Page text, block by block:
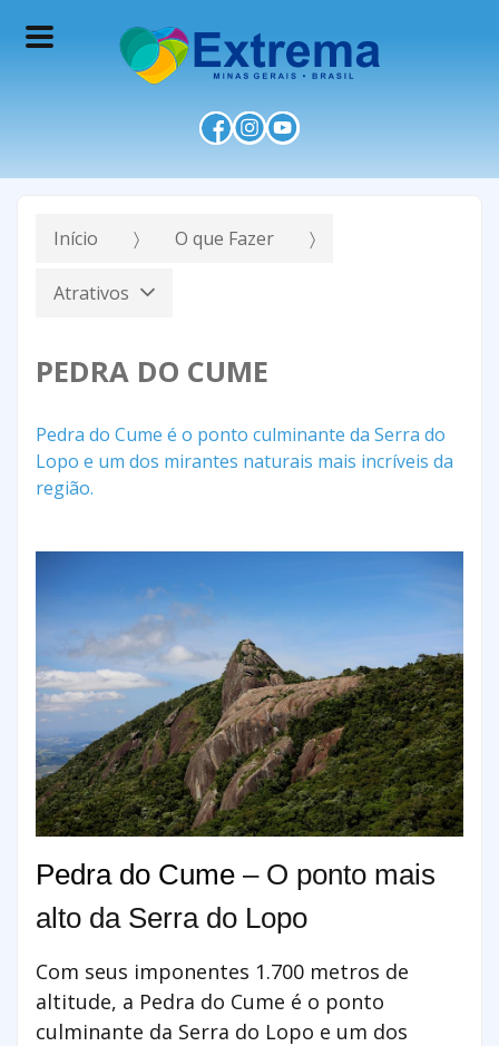
Início O que Fazer
Atrativos
PEDRA DO CUME
Pedra do Cume é o ponto culminante da Serra do
Lopo e um dos mirantes naturais mais incríveis da
região.
Pedra do Cume – O ponto mais
alto da Serra do Lopo
Com seus imponentes 1.700 metros de
altitude, a Pedra do Cume é o ponto
culminante da Serra do Lopo e um dos